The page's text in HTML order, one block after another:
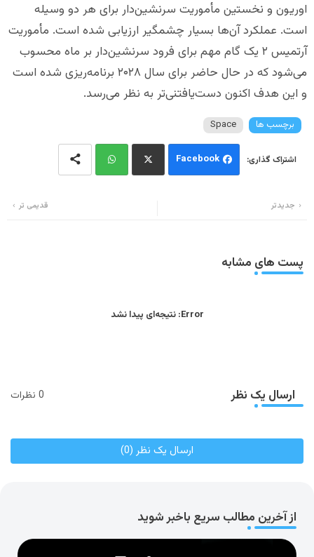
اوریون و نخستین مأموریت سرنشین‌دار برای هر دو وسیله
است. عملکرد آن‌ها بسیار چشمگیر ارزیابی شده است. مأموریت
آرتمیس ۲ یک گام مهم برای فرود سرنشین‌دار بر ماه محسوب
می‌شود که در حال حاضر برای سال ۲۰۲۸ برنامه‌ریزی شده است
و این هدف اکنون دست‌یافتنی‌تر به نظر می‌رسد.
برچسب ها Space
Facebook
جدیدتر قدیمی تر
پست های مشابه
Error: نتیجه‌ای پیدا نشد
ارسال یک نظر 0 نظرات
ارسال یک نظر (0)
از آخرین مطالب سریع باخبر شوید